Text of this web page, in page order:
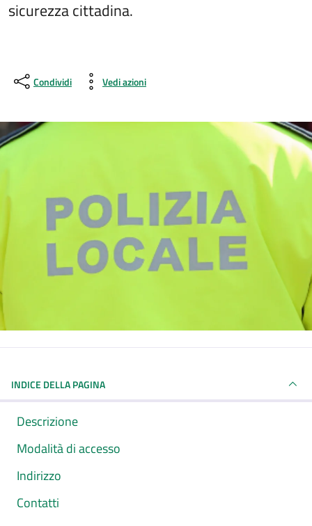
sicurezza cittadina.
Condividi Vedi azioni
INDICE DELLA PAGINA
Descrizione
Modalità di accesso
Indirizzo
Contatti